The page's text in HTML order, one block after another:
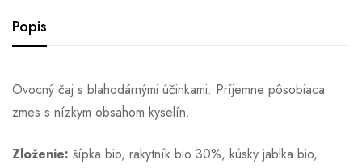
Popis
Ovocný čaj s blahodárnými účinkami. Príjemne pôsobiaca
zmes s nízkym obsahom kyselín.
Zloženie: šípka bio, rakytník bio 30%, kúsky jablka bio,